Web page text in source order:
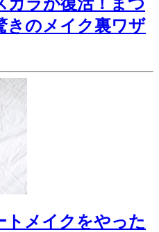
きのメイク裏ワザ
トメイクをやった